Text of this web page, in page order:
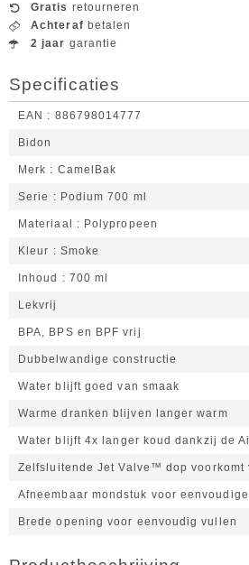
Gratis retourneren
Achteraf betalen
2 jaar garantie
Specificaties
EAN 886798014777
Bidon
Merk CamelBak
Serie Podium 700 ml
Materiaal Polypropeen
Kleur Smoke
Inhoud 700 ml
Lekvrij
BPA, BPS en BPF vrij
Dubbelwandige constructie
Water blijft goed van smaak
Warme dranken blijven langer warm
Water blijft 4x langer koud dankzij de
Zelfsluitende Jet Valve™ dop voorkomt
Afneembaar mondstuk voor
Brede opening voor eenvoudig vullen